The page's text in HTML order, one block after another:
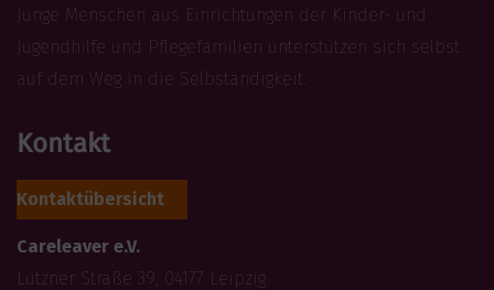
Junge Menschen aus Einrichtungen der Kinder- und
Jugendhilfe und Pflegefamilien unterstützen sich selbst
auf dem Weg in die Selbständigkeit.
Kontakt
Kontaktübersicht
Careleaver e.V.
Lützner Straße 39, 04177 Leipzig